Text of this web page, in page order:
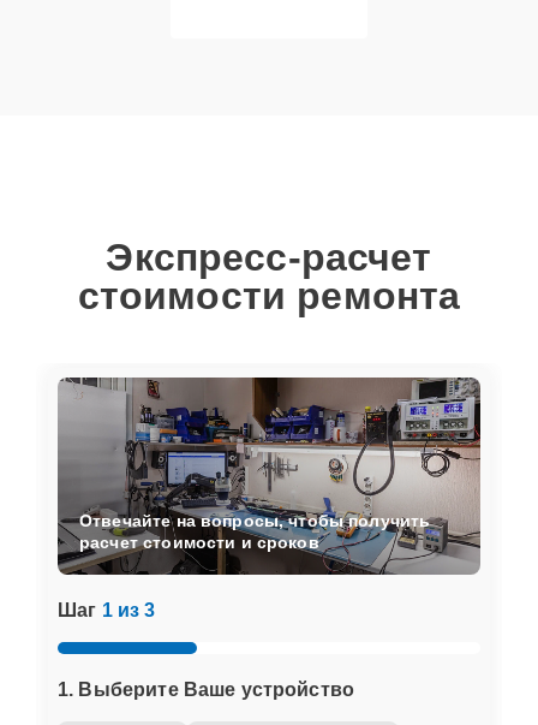
Экспресс-расчет
стоимости ремонта
Шаг 1 из 3
1. Выберите Ваше устройство
Отвечайте на вопросы, чтобы получить
расчет стоимости и сроков